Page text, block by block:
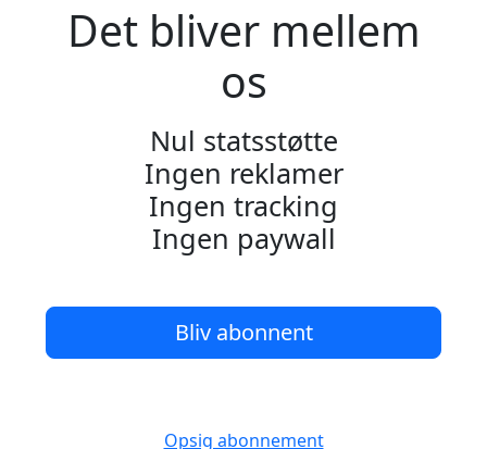
Det bliver mellem
os
Nul statsstøtte
Ingen reklamer
Ingen tracking
Ingen paywall
Bliv abonnent
Opsig abonnement